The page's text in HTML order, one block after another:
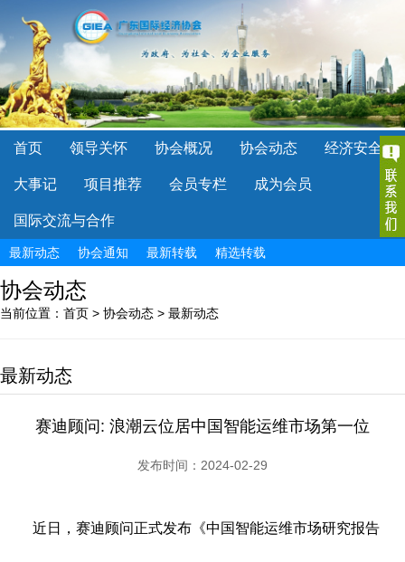
首页 领导关怀 协会概况 协会动态 经济安全
大事记 项目推荐 会员专栏 成为会员
国际交流与合作
最新动态 协会通知 最新转载 精选转载
协会动态
当前位置： 首页 > 协会动态 > 最新动态
最新动态
赛迪顾问: 浪潮云位居中国智能运维市场第一位
发布时间：2024-02-29
近日，赛迪顾问正式发布《中国智能运维市场研究报告